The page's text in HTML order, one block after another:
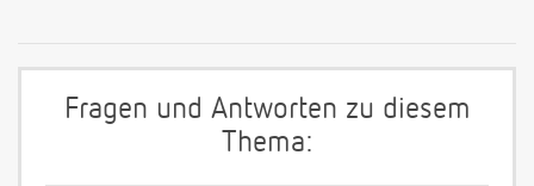
Fragen und Antworten zu diesem
Thema: